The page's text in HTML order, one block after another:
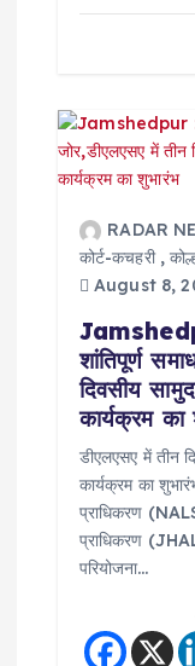
RADAR
कोर्ट-कचहरी,
August 8,
शांतिपूर्ण
दिवसीय
कार्यक्रम का
डीएलएसए में तीन
कार्यक्रम का
प्राधिकरण
प्राधिकरण
परियोजना…